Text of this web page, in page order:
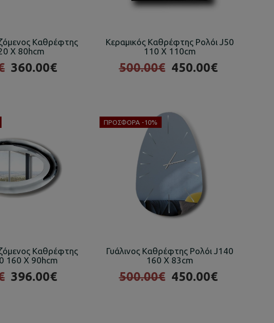
Καθρέφτης
X 80hcm
360.00€
Κεραμικός Καθρέφτης Ρολόι J50
110 X 110cm
500.00€ 450.00€
Καθρέφτης
160 X 90hcm
396.00€
ΠΡΟΣΦΟΡΆ -10%
Γυάλινος Καθρέφτης Ρολόι J140
160 X 83cm
500.00€ 450.00€